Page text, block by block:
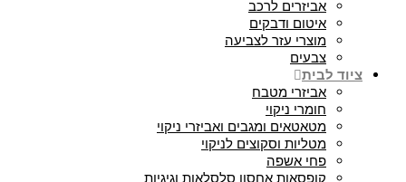
אביזרים לרכב
איטום ודבקים
מוצרי עזר לצביעה
צבעים
ציוד לבית
אביזרי מטבח
חומרי ניקוי
מטאטאים ומגבים ואביזרי ניקוי
מטליות וסקוצים לניקוי
פחי אשפה
קופסאות אחסון סלסלאות וגיגיות